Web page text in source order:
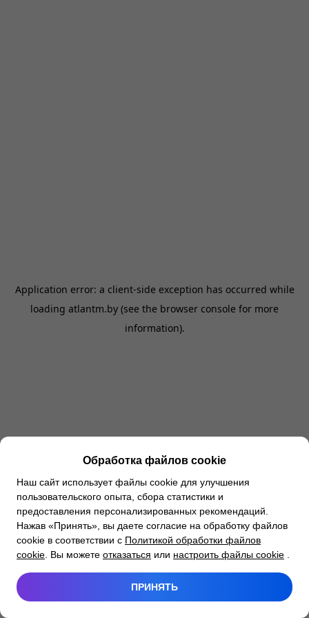
Application error: a client-side exception has occurred while
loading atlantm.by (see the browser console for more
information).
Обработка файлов cookie
Наш сайт использует файлы cookie для улучшения
пользовательского опыта, сбора статистики и
предоставления персонализированных рекомендаций.
Нажав «Принять», вы даете согласие на обработку файлов
cookie в соответствии с Политикой обработки файлов
cookie . Вы можете отказаться или настроить файлы cookie
ПРИНЯТЬ